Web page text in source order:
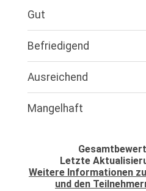
Gut
Befriedigend
Ausreichend
Mangelhaft
Letzte
Weitere Informationen
und den